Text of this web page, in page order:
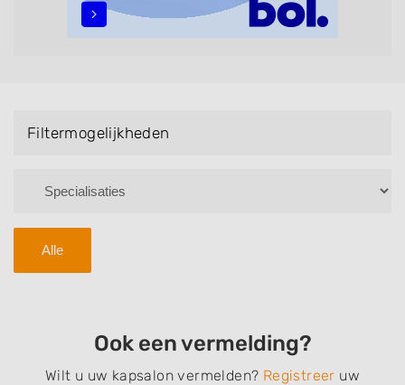
filteren met behulp van de specialisatie filter en u
Filtermogelijkheden
Alle
Ook een vermelding?
Wilt u uw kapsalon vermelden? Registreer uw